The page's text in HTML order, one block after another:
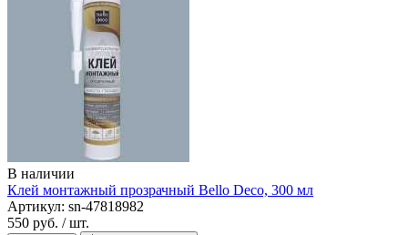
В наличии
Клей монтажный прозрачный Bello Deco, 300 мл
Артикул: sn-47818982
550 руб. / шт.